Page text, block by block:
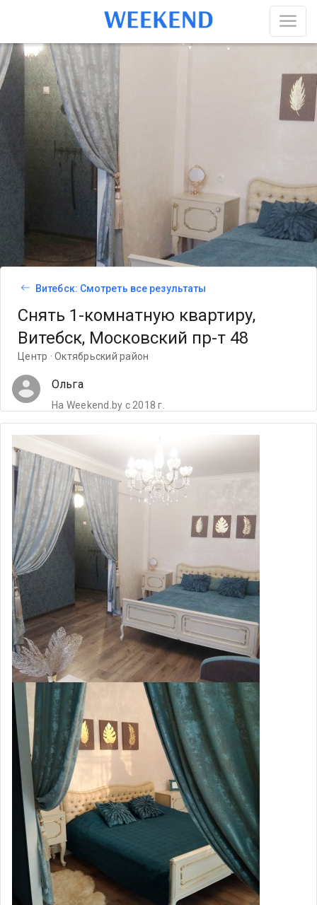
Витебск: Смотреть все результаты
Снять 1-комнатную квартиру,
Витебск, Московский пр-т 48
Центр · Октябрьский район
Ольга
На Weekend.by с 2018 г.